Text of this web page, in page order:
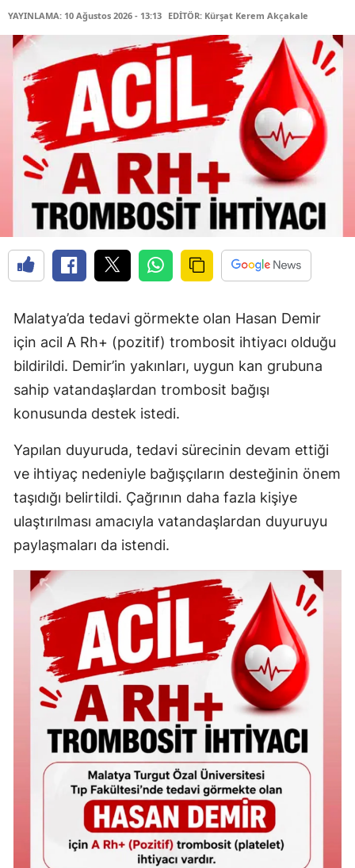
YAYINLAMA: 10 Ağustos 2026 - 13:13 EDİTÖR: Kürşat Kerem Akçakale
Malatya’da tedavi görmekte olan Hasan Demir
için acil A Rh+ (pozitif) trombosit ihtiyacı olduğu
bildirildi. Demir’in yakınları, uygun kan grubuna
sahip vatandaşlardan trombosit bağışı
konusunda destek istedi.
Yapılan duyuruda, tedavi sürecinin devam ettiği
ve ihtiyaç nedeniyle bağışçıların desteğinin önem
taşıdığı belirtildi. Çağrının daha fazla kişiye
ulaştırılması amacıyla vatandaşlardan duyuruyu
paylaşmaları da istendi.